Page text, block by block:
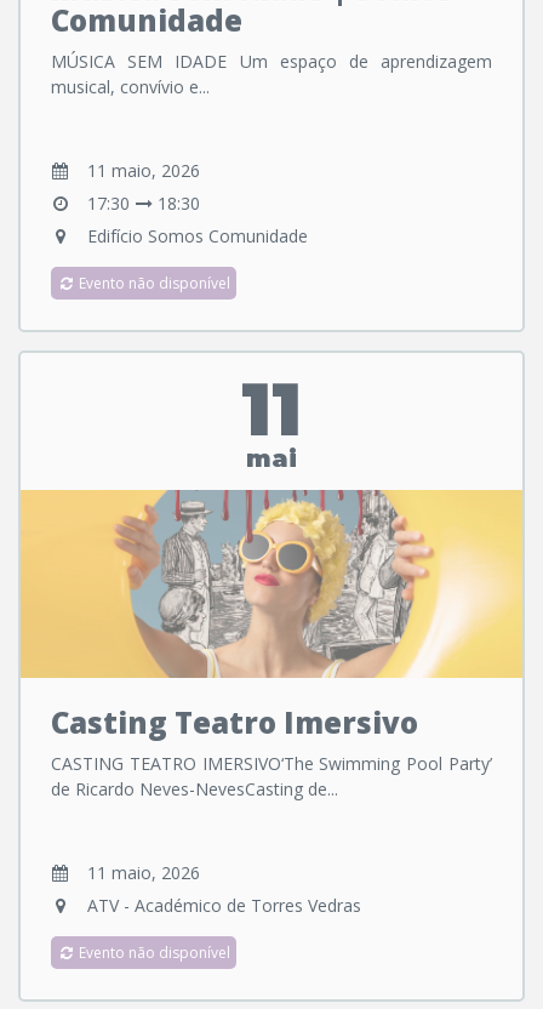
Comunidade
MÚSICA SEM IDADE Um espaço de aprendizagem
musical, convívio e...
11 maio, 2026
17:30
18:30
Edifício Somos Comunidade
Evento não disponível
11
mai
Casting Teatro Imersivo
CASTING TEATRO IMERSIVO‘The Swimming Pool Party’
de Ricardo Neves-NevesCasting de...
11 maio, 2026
ATV - Académico de Torres Vedras
Evento não disponível